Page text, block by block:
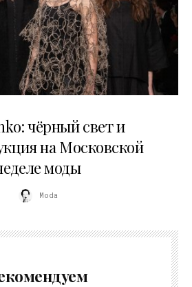
чёрный свет и
на Московской
моды
Moda